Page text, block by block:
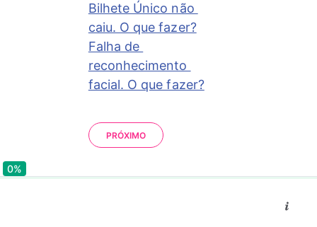
Bilhete Único não
caiu. O que fazer?
Falha de
reconhecimento
facial. O que fazer?
PRÓXIMO
0%